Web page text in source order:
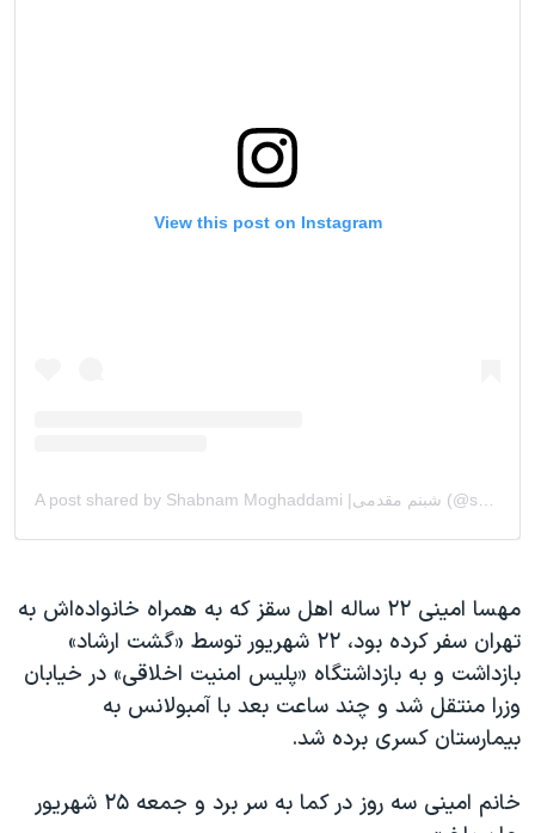
مهسا امینی ۲۲ ساله اهل سقز که به همراه خانواده‌اش به
تهران سفر کرده بود، ۲۲ شهریور توسط «گشت ارشاد»
بازداشت و به بازداشتگاه «پلیس امنیت اخلاقی» در خیابان
وزرا منتقل شد و چند ساعت بعد با آمبولانس به
بیمارستان کسری برده شد.
خانم امینی سه روز در کما به سر برد و جمعه ۲۵ شهریور